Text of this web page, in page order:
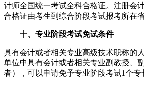
计师全国统一考试全科合格证。注册会
合格证由考生到综合阶段考试报考所在
十、专业阶段考试免试条件
具有会计或者相关专业高级技术职称的
单位中具有会计或者相关专业副教授、
者），可以申请免予专业阶段考试1个专